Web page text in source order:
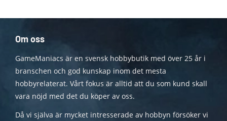
Om oss
GameManiacs är en svensk hobbybutik med över 25 år i
branschen och god kunskap inom det mesta
hobbyrelaterat. Vårt fokus är alltid att du som kund skall
vara nöjd med det du köper av oss.
Då vi själva är mycket intresserade av hobbyn försöker vi